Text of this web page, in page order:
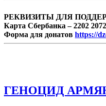
РЕКВИЗИТЫ ДЛЯ
Карта Сбербанка – 2202
Форма для донатов https://
ГЕНОЦИД